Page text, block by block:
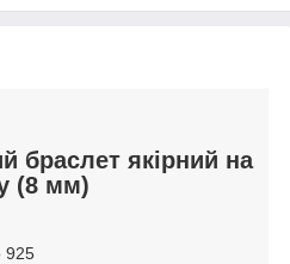
браслет якірний на
(8 мм)
925